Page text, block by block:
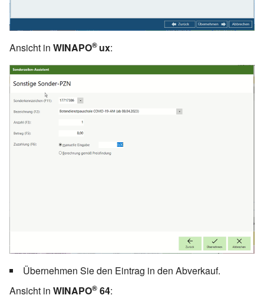
Ansicht in WINAPO® ux:
Übernehmen Sie den Eintrag in den Abverkauf.
Ansicht in WINAPO® 64: